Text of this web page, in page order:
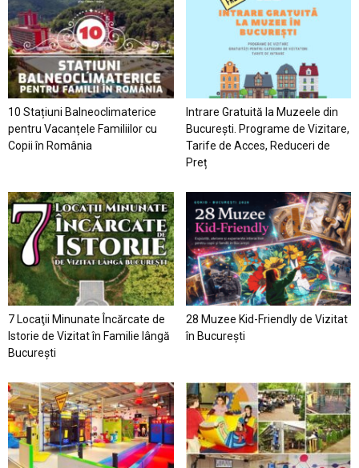
10 Stațiuni Balneoclimaterice
pentru Vacanțele Familiilor cu
Copii în România
Intrare Gratuită la Muzeele din
București. Programe de Vizitare,
Tarife de Acces, Reduceri de
Preț
7 Locaţii Minunate Încărcate de
Istorie de Vizitat în Familie lângă
București
28 Muzee Kid-Friendly de Vizitat
în București